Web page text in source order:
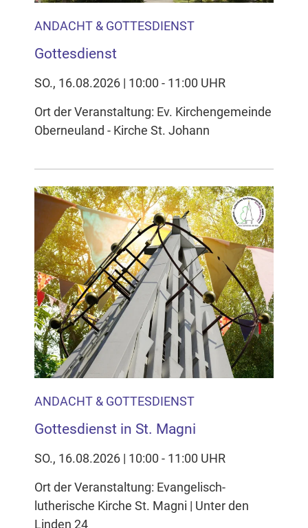
ANDACHT & GOTTESDIENST
Gottesdienst
SO., 16.08.2026 | 10:00 - 11:00 UHR
Ort der Veranstaltung: Ev. Kirchengemeinde
Oberneuland - Kirche St. Johann
ANDACHT & GOTTESDIENST
Gottesdienst in St. Magni
SO., 16.08.2026 | 10:00 - 11:00 UHR
Ort der Veranstaltung: Evangelisch-
lutherische Kirche St. Magni | Unter den
Linden 24